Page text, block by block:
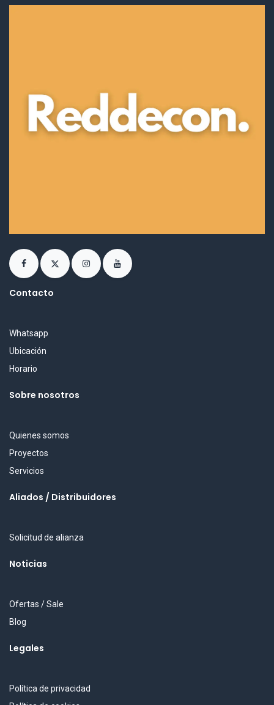
Contacto
Whatsapp
Ubicación
Horario
Sobre nosotros
Quienes somos
Proyectos
Servicios
Aliados / Distribuidores
Solicitud de alianza
Noticias
Ofertas / Sale
Blog
Legales
Política de privacidad